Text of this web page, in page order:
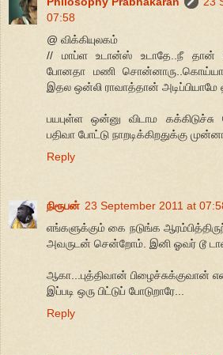
07:58
@ விக்கியுலகம்
// மாப்ள உடான்ஸ் உடாதே..நீ தான்
போனதா மணி
இதல ஒன்லி ராவாத்தான் அடிப்பியாமே
பயபுள்ள ஒன்னு விடாம
பதிவா போட்டு நாறடிக்கிறதுக்கு
Reply
நிரூபன் 23 September 2011 at
எங்களுக்கும் கை நடுங்க
அவருடன் சென்றோம். இனி ஓவர் டூ
ஆகா...புத்திவான் பிழைச்சுக்குவான்
இப்படி ஒரு பிட்டுப் போடுறாரே...
Reply